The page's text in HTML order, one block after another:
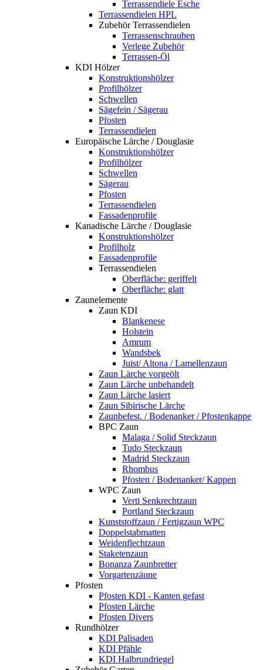
Terrassendiele Esche
Terrassendielen HPL
Zubehör Terrassendielen
Terrassenschrauben
Verlege Zubehör
Terrassen-Öl
KDI Hölzer
Konstruktionshölzer
Profilhölzer
Schwellen
Sägefein / Sägerau
Pfosten
Terrassendielen
Europäische Lärche / Douglasie
Konstruktionshölzer
Profilhölzer
Schwellen
Sägerau
Pfosten
Terrassendielen
Fassadenprofile
Kanadische Lärche / Douglasie
Konstruktionshölzer
Profilholz
Fassadenprofile
Terrassendielen
Oberfläche: geriffelt
Oberfläche: glatt
Zaunelemente
Zaun KDI
Blankenese
Holstein
Amrum
Wandsbek
Juist/ Altona / Lamellenzaun
Zaun Lärche vorgeölt
Zaun Lärche unbehandelt
Zaun Lärche lasiert
Zaun Sibirische Lärche
Zaunbefest. / Bodenanker / Pfostenkappe
BPC Zaun
Malaga / Solid Steckzaun
Tudo Steckzaun
Madrid Steckzaun
Rhombus
Pfosten / Bodenanker/ Kappen
WPC Zaun
Verti Senkrechtzaun
Portland Steckzaun
Kunststoffzaun / Fertigzaun WPC
Doppelstabmatten
Weidenflechtzaun
Staketenzaun
Bonanza Zaunbretter
Vorgartenzäune
Pfosten
Pfosten KDI - Kanten gefast
Pfosten Lärche
Pfosten Divers
Rundhölzer
KDI Palisaden
KDI Pfähle
KDI Halbrundriegel